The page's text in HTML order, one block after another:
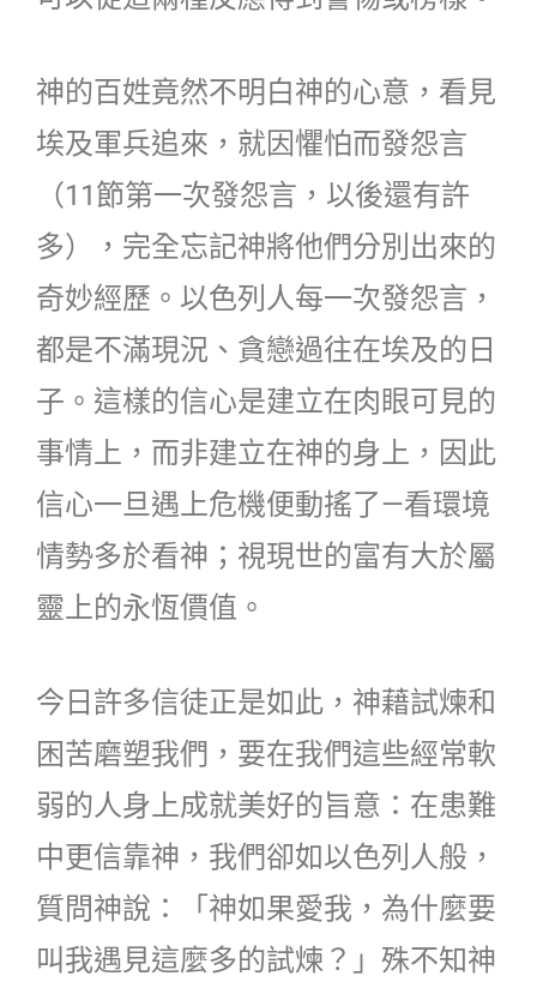
神的百姓竟然不明白神的心意，看見
埃及軍兵追來，就因懼怕而發怨言
（11節第一次發怨言，以後還有許
多），完全忘記神將他們分別出來的
奇妙經歷。以色列人每一次發怨言，
都是不滿現況、貪戀過往在埃及的日
子。這樣的信心是建立在肉眼可見的
事情上，而非建立在神的身上，因此
信心一旦遇上危機便動搖了—看環境
情勢多於看神；視現世的富有大於屬
靈上的永恆價值。
今日許多信徒正是如此，神藉試煉和
困苦磨塑我們，要在我們這些經常軟
弱的人身上成就美好的旨意：在患難
中更信靠神，我們卻如以色列人般，
質問神說：「神如果愛我，為什麼要
叫我遇見這麼多的試煉？」殊不知神